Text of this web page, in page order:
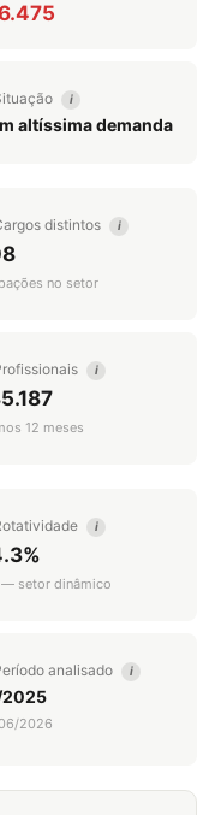
i
altíssima demanda
distintos i
no setor
i
12 meses
i
setor dinâmico
analisado i
2026